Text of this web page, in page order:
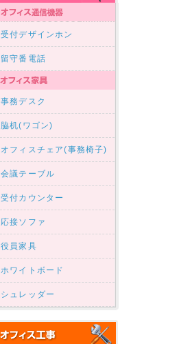
受付デザインホン
留守番電話
事務デスク
脇机(ワゴン)
オフィスチェア(事務椅子)
会議テーブル
受付カウンター
応接ソファ
役員家具
ホワイトボード
シュレッダー